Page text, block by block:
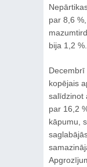
par 8,6
bija 1,2 %.
Decembrī
kopējais
salīdzinot
par 16,2
kāpumu,